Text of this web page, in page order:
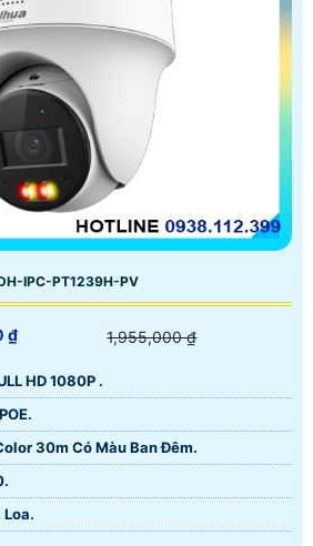
IPC-PT1239H-PV
₫ 1,955,000 ₫
HD 1080P .
30m Có Màu Ban Ðêm.
Loa.